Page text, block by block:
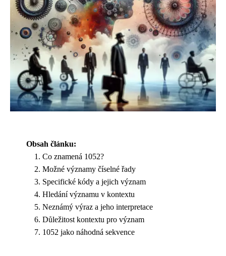
Obsah článku:
Co znamená 1052?
Možné významy číselné řady
Specifické kódy a jejich význam
Hledání významu v kontextu
Neznámý výraz a jeho interpretace
Důležitost kontextu pro význam
1052 jako náhodná sekvence